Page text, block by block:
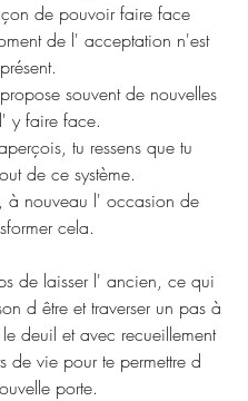
de pouvoir faire face
de l' acceptation n'est
souvent de nouvelles
y faire face.
tu ressens que tu
de ce système.
à nouveau l' occasion de
cela.
de laisser l' ancien, ce qui
d être et traverser un pas à
deuil et avec recueillement
de vie pour te permettre d
porte.